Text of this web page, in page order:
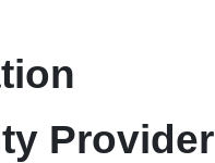
Provider